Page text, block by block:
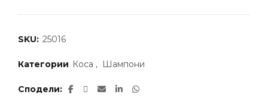
SKU: 25016
Категории Коса , Шампони
Сподели